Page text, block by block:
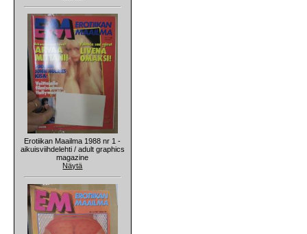
Erotiikan Maailma 1988 nr 1 -
aikuisviihdelehti / adult graphics
magazine
Näytä